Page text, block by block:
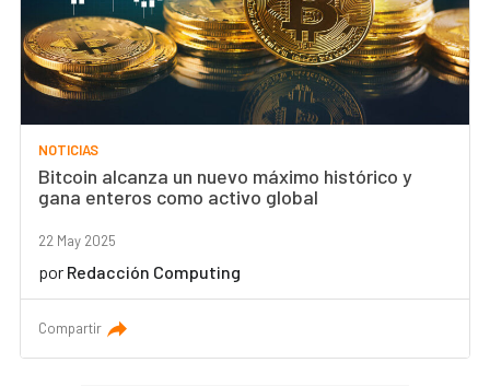
NOTICIAS
Bitcoin alcanza un nuevo máximo histórico y
gana enteros como activo global
22 May 2025
por Redacción Computing
Compartir